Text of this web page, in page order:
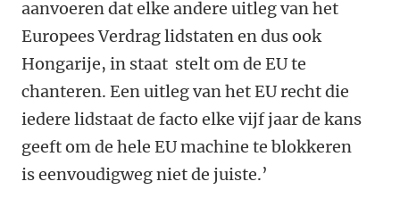
aanvoeren dat elke andere uitleg van het
Europees Verdrag lidstaten en dus ook
Hongarije, in staat stelt om de EU te
chanteren. Een uitleg van het EU recht die
iedere lidstaat de facto elke vijf jaar de kans
geeft om de hele EU machine te blokkeren
is eenvoudigweg niet de juiste.’